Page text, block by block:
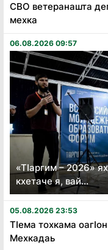
СВО ветеранашта
мехка
06.08.2026 09:57
«Тӏаргим – 2026»
кхетаче я, вай...
05.08.2026 23:53
Тӏема тохкама
Мехкадаь